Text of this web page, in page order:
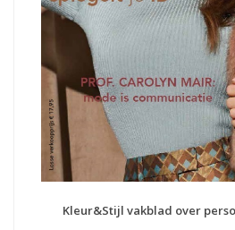
Kleur&Stijl vakblad over